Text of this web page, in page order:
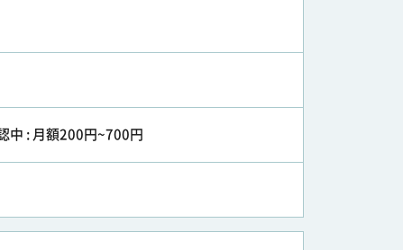
中 : 月額200円~700円